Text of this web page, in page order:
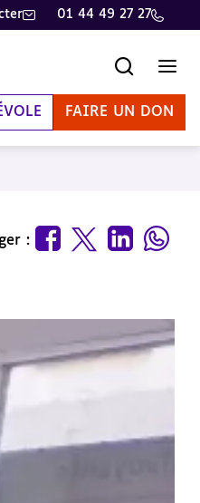
01 44 49 27 27
FAIRE UN DON
: